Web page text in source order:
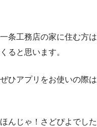
一条工務店の家に住む方
くると思います。
ぜひアプリをお使いの際
ほんじゃ！さどぴよでした